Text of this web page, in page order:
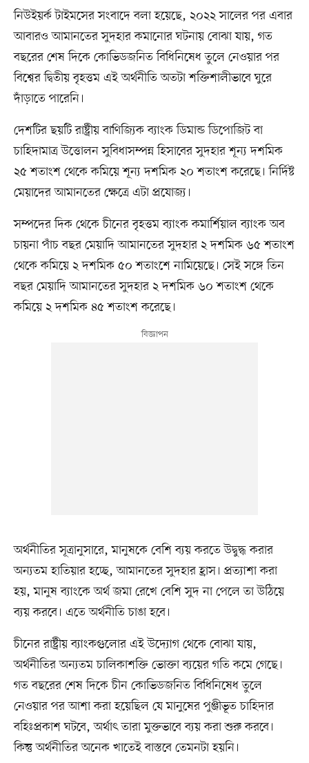
নিউইয়র্ক টাইমসের সংবাদে বলা হয়েছে, ২০২২ সালের পর এবার
আবারও আমানতের সুদহার কমানোর ঘটনায় বোঝা যায়, গত
বছরের শেষ দিকে কোভিডজনিত বিধিনিষেধ তুলে নেওয়ার পর
বিশ্বের দ্বিতীয় বৃহত্তম এই অর্থনীতি অতটা শক্তিশালীভাবে ঘুরে
দাঁড়াতে পারেনি।
দেশটির ছয়টি রাষ্ট্রীয় বাণিজ্যিক ব্যাংক ডিমান্ড ডিপোজিট বা
চাহিদামাত্র উত্তোলন সুবিধাসম্পন্ন হিসাবের সুদহার শূন্য দশমিক
২৫ শতাংশ থেকে কমিয়ে শূন্য দশমিক ২০ শতাংশ করেছে। নির্দিষ্ট
মেয়াদের আমানতের ক্ষেত্রে এটা প্রযোজ্য।
সম্পদের দিক থেকে চীনের বৃহত্তম ব্যাংক কমার্শিয়াল ব্যাংক অব
চায়না পাঁচ বছর মেয়াদি আমানতের সুদহার ২ দশমিক ৬৫ শতাংশ
থেকে কমিয়ে ২ দশমিক ৫০ শতাংশে নামিয়েছে। সেই সঙ্গে তিন
বছর মেয়াদি আমানতের সুদহার ২ দশমিক ৬০ শতাংশ থেকে
কমিয়ে ২ দশমিক ৪৫ শতাংশ করেছে।
অর্থনীতির সূত্রানুসারে, মানুষকে বেশি ব্যয় করতে উদ্বুদ্ধ করার
অন্যতম হাতিয়ার হচ্ছে, আমানতের সুদহার হ্রাস। প্রত্যাশা করা
হয়, মানুষ ব্যাংকে অর্থ জমা রেখে বেশি সুদ না পেলে তা উঠিয়ে
ব্যয় করবে। এতে অর্থনীতি চাঙা হবে।
চীনের রাষ্ট্রীয় ব্যাংকগুলোর এই উদ্যোগ থেকে বোঝা যায়,
অর্থনীতির অন্যতম চালিকাশক্তি ভোক্তা ব্যয়ের গতি কমে গেছে।
গত বছরের শেষ দিকে চীন কোভিডজনিত বিধিনিষেধ তুলে
নেওয়ার পর আশা করা হয়েছিল যে মানুষের পুঞ্জীভূত চাহিদার
বহিঃপ্রকাশ ঘটবে, অর্থাৎ তারা মুক্তভাবে ব্যয় করা শুরু করবে।
কিন্তু অর্থনীতির অনেক খাতেই বাস্তবে তেমনটা হয়নি।